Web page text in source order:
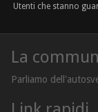
Utenti che stanno
La
Parliamo